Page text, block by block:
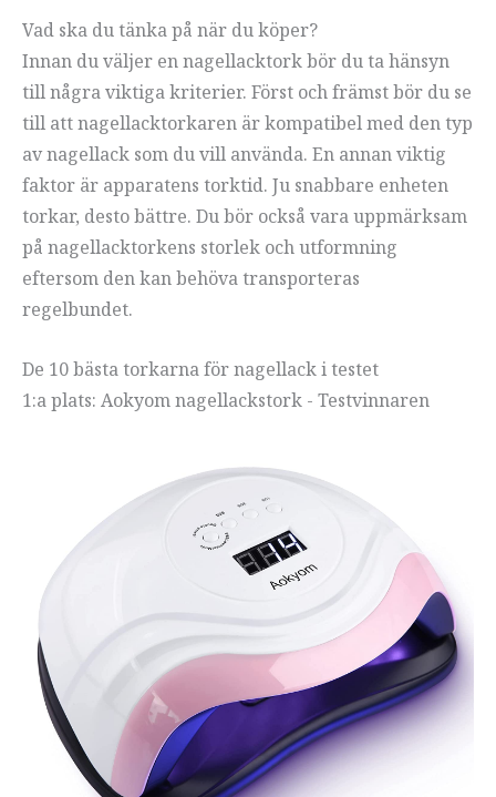
Vad ska du tänka på när du köper?
Innan du väljer en nagellacktork bör du ta hänsyn
till några viktiga kriterier. Först och främst bör du se
till att nagellacktorkaren är kompatibel med den typ
av nagellack som du vill använda. En annan viktig
faktor är apparatens torktid. Ju snabbare enheten
torkar, desto bättre. Du bör också vara uppmärksam
på nagellacktorkens storlek och utformning
eftersom den kan behöva transporteras
regelbundet.
De 10 bästa torkarna för nagellack i testet
1:a plats: Aokyom nagellackstork - Testvinnaren